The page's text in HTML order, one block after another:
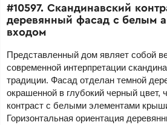
#10597. Скандинавский
деревянный фасад с белым
входом
Представленный дом являет собой
современной интерпретации
традиции. Фасад отделан темной
окрашенной в глубокий черный цвет,
контраст с белыми элементами
Горизонтальная ориентация